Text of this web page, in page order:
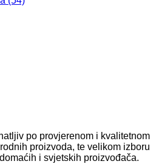
po provjerenom i kvalitetnom
proizvoda, te velikom izboru
i svjetskih proizvođača.